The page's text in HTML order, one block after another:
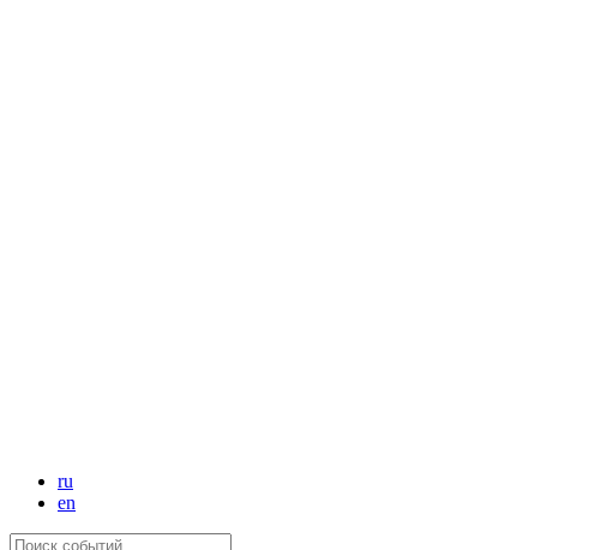
ru
en